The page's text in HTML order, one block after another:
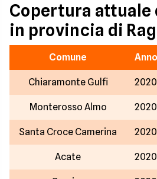
Copertura attuale
in provincia di
Comune Anno
Chiaramonte Gulfi 2020
Monterosso Almo 2020
Santa Croce Camerina 2020
Acate 2020